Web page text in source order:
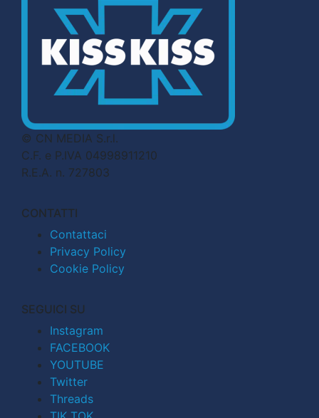
© CN MEDIA S.r.l.
C.F. e P.IVA 04998911210
R.E.A. n. 727803
CONTATTI
Contattaci
Privacy Policy
Cookie Policy
SEGUICI SU
Instagram
FACEBOOK
YOUTUBE
Twitter
Threads